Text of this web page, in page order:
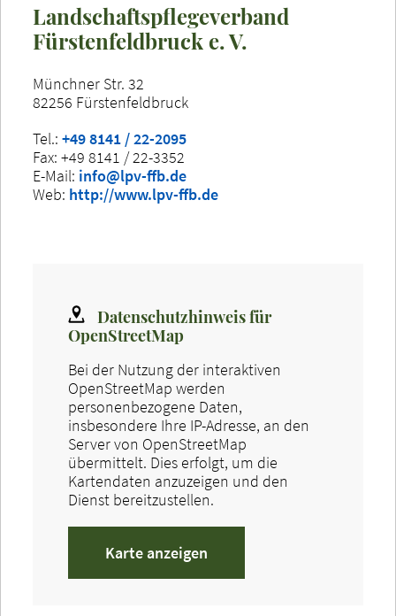
Landschaftspflegeverband
Fürstenfeldbruck e. V.
Münchner Str. 32
82256 Fürstenfeldbruck
Tel.: +49 8141 / 22-2095
Fax: +49 8141 / 22-3352
E-Mail: info@lpv-ffb.de
Web: http://www.lpv-ffb.de
Datenschutzhinweis für
OpenStreetMap
Bei der Nutzung der interaktiven
OpenStreetMap werden
personenbezogene Daten,
insbesondere Ihre IP-Adresse, an den
Server von OpenStreetMap
übermittelt. Dies erfolgt, um die
Kartendaten anzuzeigen und den
Dienst bereitzustellen.
Karte anzeigen